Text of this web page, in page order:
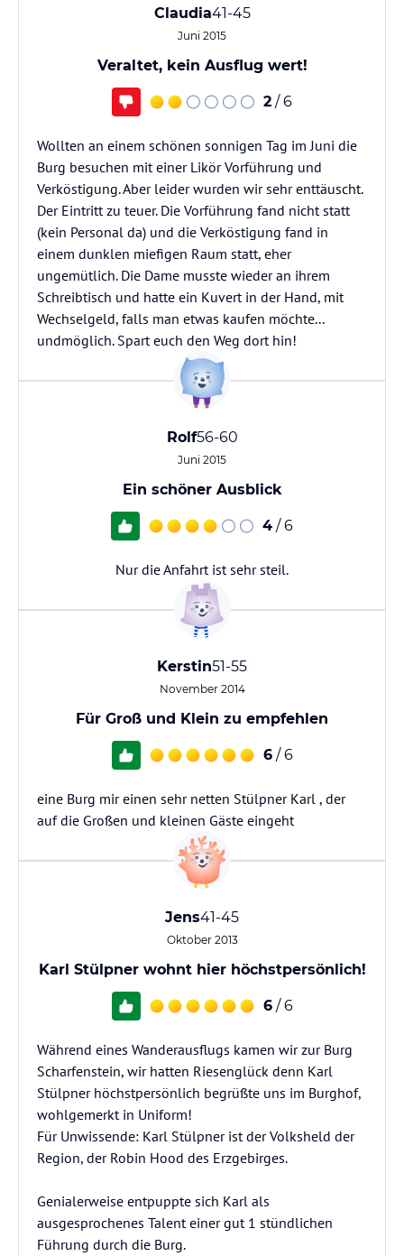
Claudia41-45
Juni 2015
Veraltet, kein Ausflug wert!
2 / 6
Wollten an einem schönen sonnigen Tag im Juni die
Burg besuchen mit einer Likör Vorführung und
Verköstigung. Aber leider wurden wir sehr enttäuscht.
Der Eintritt zu teuer. Die Vorführung fand nicht statt
(kein Personal da) und die Verköstigung fand in
einem dunklen miefigen Raum statt, eher
ungemütlich. Die Dame musste wieder an ihrem
Schreibtisch und hatte ein Kuvert in der Hand, mit
Wechselgeld, falls man etwas kaufen möchte...
undmöglich. Spart euch den Weg dort hin!
Rolf56-60
Juni 2015
Ein schöner Ausblick
4 / 6
Nur die Anfahrt ist sehr steil.
Kerstin51-55
November 2014
Für Groß und Klein zu empfehlen
6 / 6
eine Burg mir einen sehr netten Stülpner Karl , der
auf die Großen und kleinen Gäste eingeht
Jens41-45
Oktober 2013
Karl Stülpner wohnt hier höchstpersönlich!
6 / 6
Während eines Wanderausflugs kamen wir zur Burg
Scharfenstein, wir hatten Riesenglück denn Karl
Stülpner höchstpersönlich begrüßte uns im Burghof,
wohlgemerkt in Uniform!
Für Unwissende: Karl Stülpner ist der Volksheld der
Region, der Robin Hood des Erzgebirges.
Genialerweise entpuppte sich Karl als
ausgesprochenes Talent einer gut 1 stündlichen
Führung durch die Burg.